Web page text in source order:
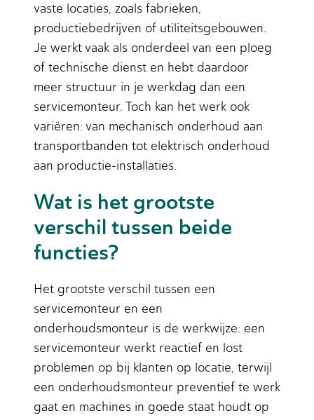
vaste locaties, zoals fabrieken,
productiebedrijven of utiliteitsgebouwen.
Je werkt vaak als onderdeel van een ploeg
of technische dienst en hebt daardoor
meer structuur in je werkdag dan een
servicemonteur. Toch kan het werk ook
variëren: van mechanisch onderhoud aan
transportbanden tot elektrisch onderhoud
aan productie-installaties.
Wat is het grootste
verschil tussen beide
functies?
Het grootste verschil tussen een
servicemonteur en een
onderhoudsmonteur is de werkwijze: een
servicemonteur werkt reactief en lost
problemen op bij klanten op locatie, terwijl
een onderhoudsmonteur preventief te werk
gaat en machines in goede staat houdt op